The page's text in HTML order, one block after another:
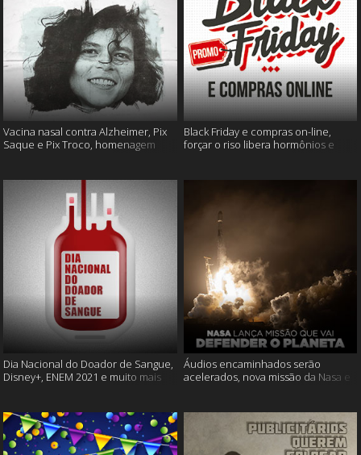
Vacina nasal contra Alzheimer, Pix
Saque e Pix Troco, homenagem
Black Friday e compras on-line,
forçar o riso libera hormônios e
Dia Nacional do Doador de Sangue,
Disney+, ENEM 2021 e muito mais
Áudios encaminhados serão
acelerados, nova missão da Nasa e